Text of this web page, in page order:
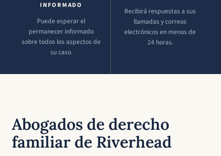
INFORMADO
Puede esperar el
permanecer informado
sobre todos los aspectos de
su caso.
Recibirá respuestas a sus
llamadas y correos
electrónicos en menos de
24 horas.
Abogados de derecho
familiar de Riverhead